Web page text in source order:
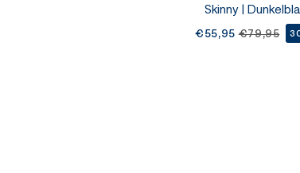
Skinny |
€55,95 €79,95